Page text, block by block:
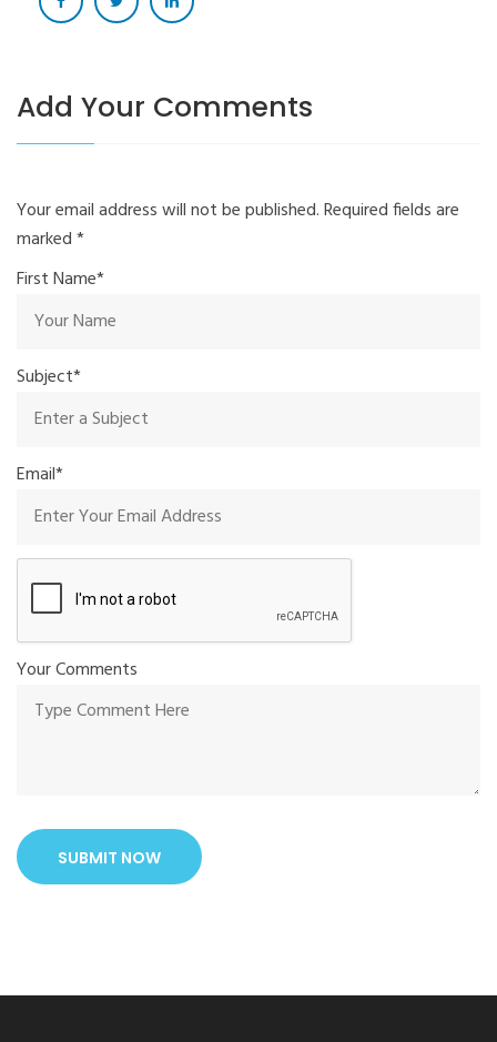
Add Your Comments
Your email address will not be published. Required fields are
marked*
First Name*
Subject*
Email*
Your Comments
SUBMIT NOW